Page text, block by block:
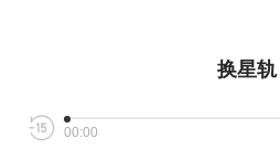
换星轨
00:00